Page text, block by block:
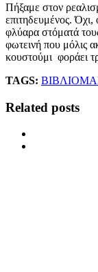
Πήξαμε στον
επιτηδευμένος. Όχι,
φλύαρα στόματά
φωτεινή που μόλις
κουστούμι φοράει
TAGS: ΒΙΒΛΙΟ
Related posts